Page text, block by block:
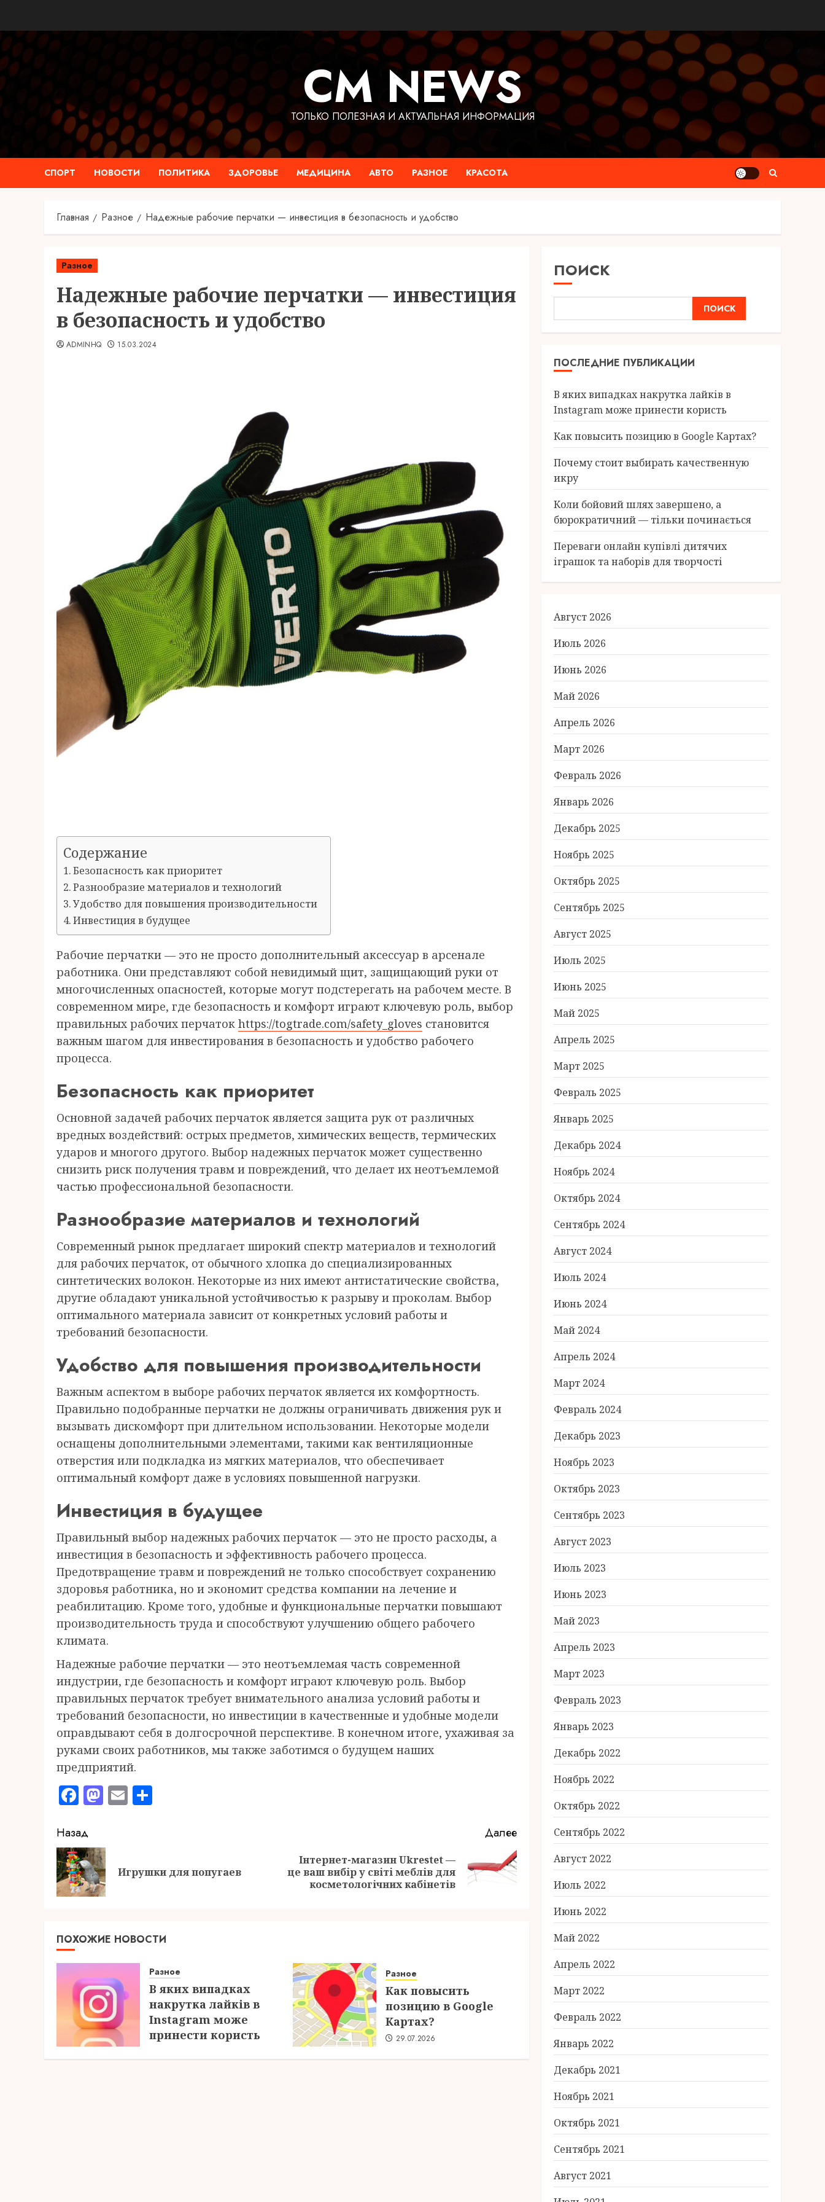
содержимому
CM NEWS
ТОЛЬКО ПОЛЕЗНАЯ И АКТУАЛЬНАЯ ИНФОРМАЦИЯ
СПОРТ НОВОСТИ ПОЛИТИКА ЗДОРОВЬЕ МЕДИЦИНА АВТО РАЗНОЕ КРАСОТА
Главная Разное Надежные рабочие перчатки — инвестиция в безопасность и удобство
Разное
Надежные рабочие перчатки — инвестиция
в безопасность и удобство
ADMINHQ 15.03.2024
Содержание
Безопасность как приоритет
Разнообразие материалов и технологий
Удобство для повышения производительности
Инвестиция в будущее
Рабочие перчатки — это не просто дополнительный аксессуар в арсенале
работника. Они представляют собой невидимый щит, защищающий руки от
многочисленных опасностей, которые могут подстерегать на рабочем месте. В
современном мире, где безопасность и комфорт играют ключевую роль, выбор
правильных рабочих перчаток https://togtrade.com/safety_gloves становится
важным шагом для инвестирования в безопасность и удобство рабочего
процесса.
Безопасность как приоритет
Основной задачей рабочих перчаток является защита рук от различных
вредных воздействий: острых предметов, химических веществ, термических
ударов и многого другого. Выбор надежных перчаток может существенно
снизить риск получения травм и повреждений, что делает их неотъемлемой
частью профессиональной безопасности.
Разнообразие материалов и технологий
Современный рынок предлагает широкий спектр материалов и технологий
для рабочих перчаток, от обычного хлопка до специализированных
синтетических волокон. Некоторые из них имеют антистатические свойства,
другие обладают уникальной устойчивостью к разрыву и проколам. Выбор
оптимального материала зависит от конкретных условий работы и
требований безопасности.
Удобство для повышения производительности
Важным аспектом в выборе рабочих перчаток является их комфортность.
Правильно подобранные перчатки не должны ограничивать движения рук и
вызывать дискомфорт при длительном использовании. Некоторые модели
оснащены дополнительными элементами, такими как вентиляционные
отверстия или подкладка из мягких материалов, что обеспечивает
оптимальный комфорт даже в условиях повышенной нагрузки.
Инвестиция в будущее
Правильный выбор надежных рабочих перчаток — это не просто расходы, а
инвестиция в безопасность и эффективность рабочего процесса.
Предотвращение травм и повреждений не только способствует сохранению
здоровья работника, но и экономит средства компании на лечение и
реабилитацию. Кроме того, удобные и функциональные перчатки повышают
производительность труда и способствуют улучшению общего рабочего
климата.
Надежные рабочие перчатки — это неотъемлемая часть современной
индустрии, где безопасность и комфорт играют ключевую роль. Выбор
правильных перчаток требует внимательного анализа условий работы и
требований безопасности, но инвестиции в качественные и удобные модели
оправдывают себя в долгосрочной перспективе. В конечном итоге, ухаживая за
руками своих работников, мы также заботимся о будущем наших
предприятий.
Facebook
Mastodon
Email
Продолжить
чтение
Назад
Предыдущая
запись:
Игрушки для попугаев
Далее
Следующая
запись:
Інтернет-магазин Ukrestet —
це ваш вибір у світі меблів для
косметологічних кабінетів
ПОХОЖИЕ НОВОСТИ
Разное
В яких випадках
накрутка лайків в
Instagram може
принести користь
Разное
Как повысить
позицию в Google
Картах?
29.07.2026
ПОИСК
ПОИСК
ПОСЛЕДНИЕ ПУБЛИКАЦИИ
В яких випадках накрутка лайків в
Instagram може принести користь
Как повысить позицию в Google Картах?
Почему стоит выбирать качественную
икру
Коли бойовий шлях завершено, а
бюрократичний — тільки починається
Переваги онлайн купівлі дитячих
іграшок та наборів для творчості
Август 2026
Июль 2026
Июнь 2026
Май 2026
Апрель 2026
Март 2026
Февраль 2026
Январь 2026
Декабрь 2025
Ноябрь 2025
Октябрь 2025
Сентябрь 2025
Август 2025
Июль 2025
Июнь 2025
Май 2025
Апрель 2025
Март 2025
Февраль 2025
Январь 2025
Декабрь 2024
Ноябрь 2024
Октябрь 2024
Сентябрь 2024
Август 2024
Июль 2024
Июнь 2024
Май 2024
Апрель 2024
Март 2024
Февраль 2024
Декабрь 2023
Ноябрь 2023
Октябрь 2023
Сентябрь 2023
Август 2023
Июль 2023
Июнь 2023
Май 2023
Апрель 2023
Март 2023
Февраль 2023
Январь 2023
Декабрь 2022
Ноябрь 2022
Октябрь 2022
Сентябрь 2022
Август 2022
Июль 2022
Июнь 2022
Май 2022
Апрель 2022
Март 2022
Февраль 2022
Январь 2022
Декабрь 2021
Ноябрь 2021
Октябрь 2021
Сентябрь 2021
Август 2021